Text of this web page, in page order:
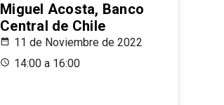
Miguel Acosta, Banco
Central de Chile
11 de Noviembre de 2022
14:00 a 16:00